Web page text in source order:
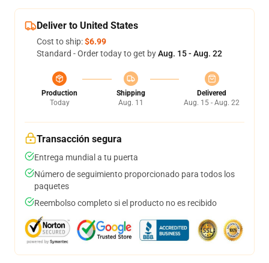
Deliver to United States
Cost to ship:$6.99
Standard - Order today to get byAug. 15 - Aug. 22
Production
Today
Shipping
Aug. 11
Delivered
Aug. 15 - Aug. 22
Transacción segura
Entrega mundial a tu puerta
Número de seguimiento proporcionado para todos los
paquetes
Reembolso completo si el producto no es recibido